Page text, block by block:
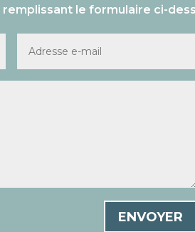
le formulaire ci-
ENVOYER